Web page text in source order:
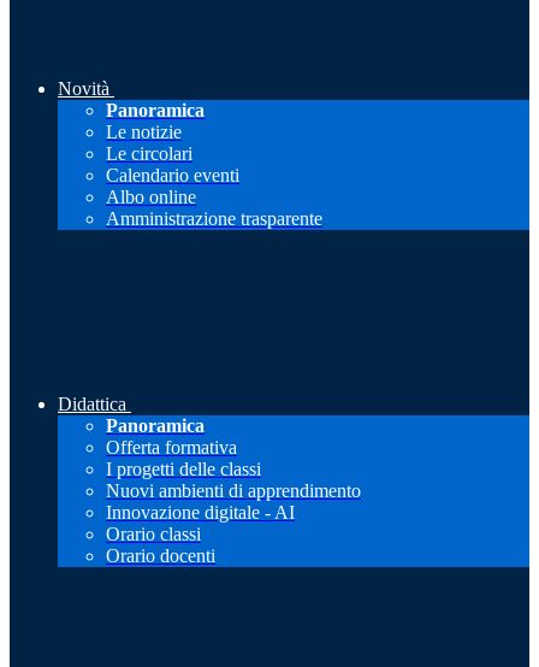
Novità
Panoramica
Le notizie
Le circolari
Calendario eventi
Albo online
Amministrazione trasparente
Didattica
Panoramica
Offerta formativa
I progetti delle classi
Nuovi ambienti di apprendimento
Innovazione digitale - AI
Orario classi
Orario docenti